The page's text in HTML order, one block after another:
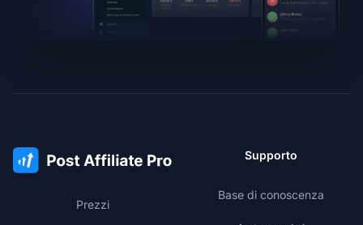
Prezzi
Supporto
Base di conoscenza